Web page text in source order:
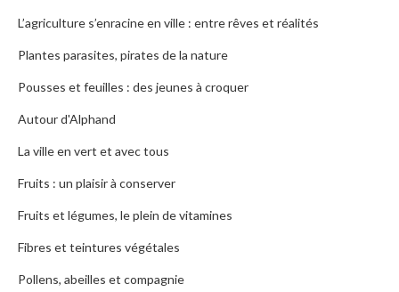
L’agriculture s’enracine en ville : entre rêves et réalités
Plantes parasites, pirates de la nature
Pousses et feuilles : des jeunes à croquer
Autour d'Alphand
La ville en vert et avec tous
Fruits : un plaisir à conserver
Fruits et légumes, le plein de vitamines
Fibres et teintures végétales
Pollens, abeilles et compagnie